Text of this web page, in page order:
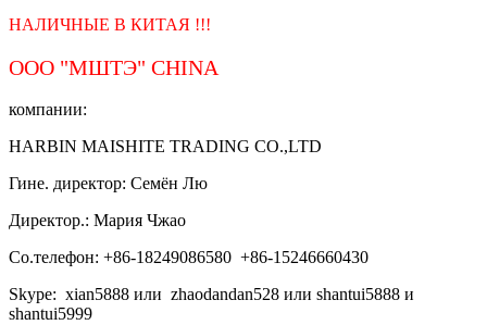
НАЛИЧНЫЕ В КИТАЯ !!!
ООО "МШТЭ" CHINA
компании:
HARBIN MAISHITE TRADING CO.,LTD
Гине. директор: Семён Лю
Директор.: Мария Чжао
Со.телефон: +86-18249086580 +86-15246660430
Skype: xian5888 или zhaodandan528 или shantui5888 и
shantui5999